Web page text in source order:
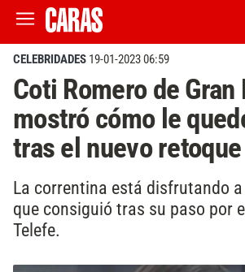
CELEBRIDADES 19-01-2023 06:59
Coti Romero de
mostró cómo le
tras el nuevo
La correntina está disfrutando
que consiguió tras su paso por
Telefe.